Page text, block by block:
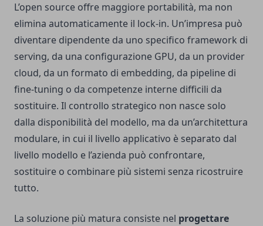
L’open source offre maggiore portabilità, ma non
elimina automaticamente il lock-in. Un’impresa può
diventare dipendente da uno specifico framework di
serving, da una configurazione GPU, da un provider
cloud, da un formato di embedding, da pipeline di
fine-tuning o da competenze interne difficili da
sostituire. Il controllo strategico non nasce solo
dalla disponibilità del modello, ma da un’architettura
modulare, in cui il livello applicativo è separato dal
livello modello e l’azienda può confrontare,
sostituire o combinare più sistemi senza ricostruire
tutto.
La soluzione più matura consiste nel progettare